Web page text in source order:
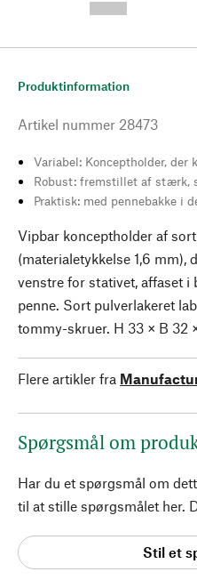
Produktinformation
Artikel nummer 28473
Variabel: Konceptholder,
Robust: fremstillet af stærk,
Praktisk: med pennebakke i
Vipbar konceptholder af
(materialetykkelse 1,6 mm),
venstre for stativet, affaset i
penne. Sort pulverlakeret
tommy-skruer. H 33 × B 32
Flere artikler fra
Spørgsmål om
Har du et spørgsmål om
til at stille spørgsmålet her.
Stil et